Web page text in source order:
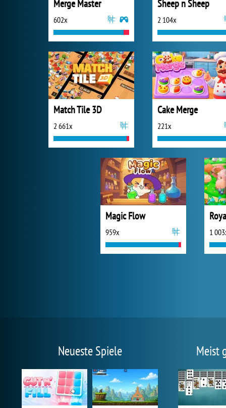
Merge Master
602x
Sheep n Sheep
2 104x
Match Tile 3D
2 661x
Cake Merge
221x
Magic Flow
959x 1
Neueste Spiele Meist